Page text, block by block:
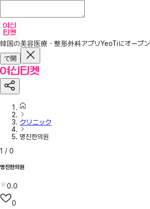
韓国の美容医療・整形外科アプリYeoTiにオープン
で開
クリニック
명진한의원
1 / 0
명진한의원
0.0
0